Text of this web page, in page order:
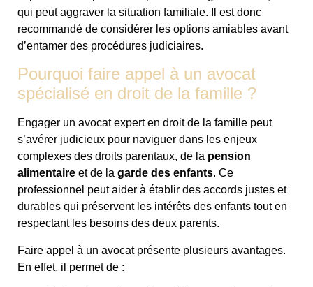
qui peut aggraver la situation familiale. Il est donc
recommandé de considérer les options amiables avant
d’entamer des procédures judiciaires.
Pourquoi faire appel à un avocat
spécialisé en droit de la famille ?
Engager un avocat expert en droit de la famille peut
s’avérer judicieux pour naviguer dans les enjeux
complexes des droits parentaux, de la pension
alimentaire et de la garde des enfants. Ce
professionnel peut aider à établir des accords justes et
durables qui préservent les intérêts des enfants tout en
respectant les besoins des deux parents.
Faire appel à un avocat présente plusieurs avantages.
En effet, il permet de :